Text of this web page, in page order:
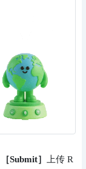
［Submit］
上传 R